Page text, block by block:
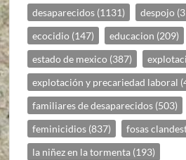
desaparecidos (1131) despojo
ecocidio (147) educacion (209)
estado de mexico (387)
explotación y precariedad laboral
familiares de desaparecidos (503)
feminicidios (837) fosas
la niñez en la tormenta (193)